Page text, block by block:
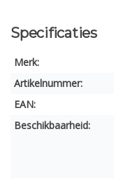
Specificaties
Merk:
Artikelnummer:
EAN:
Beschikbaarheid: